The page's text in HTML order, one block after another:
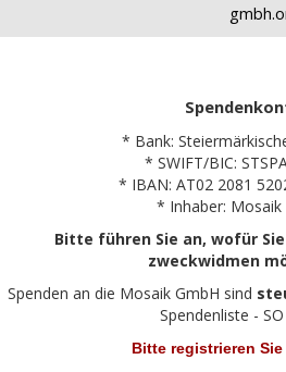
* Bank:
* SWIFT/BIC:
* IBAN: AT02 2081
* Inhaber: Mosaik
Bitte führen Sie an, wofür
zweckwidmen
Spenden an die Mosaik GmbH sind
Spendenliste -
Bitte registrieren